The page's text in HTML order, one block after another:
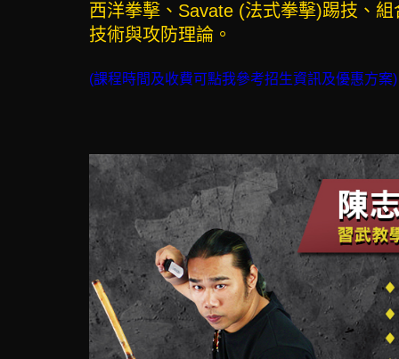
西洋拳擊、Savate (法式拳擊)踢技、
技術與攻防理論。
(課程時間及收費可點我參考招生資訊及優惠方案)